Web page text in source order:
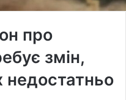
про
змін,
недостатньо